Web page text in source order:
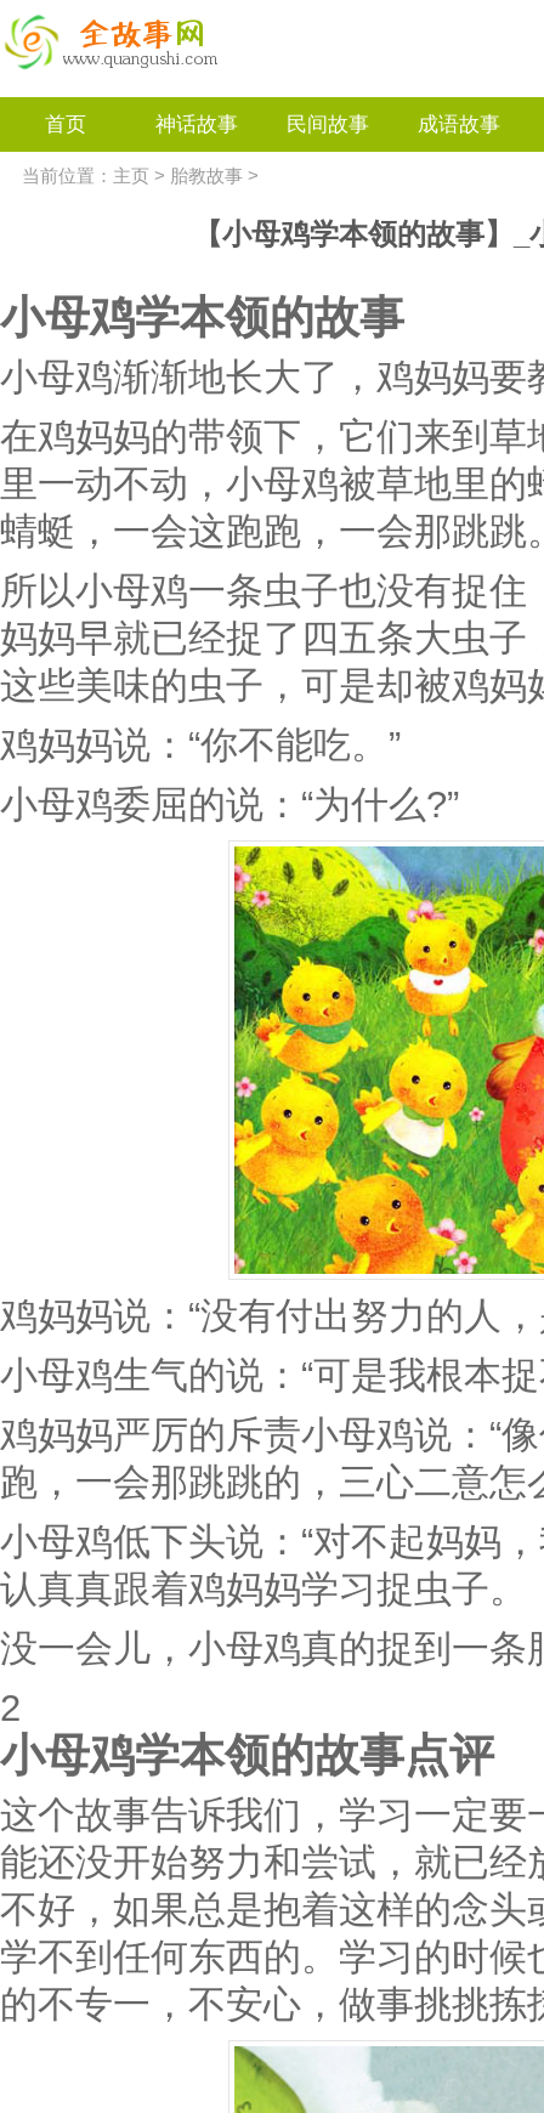
首页 神话故事 民间故事 成语故事
当前位置： 主页 > 胎教故事 >
【小母鸡学本领的故事】
小母鸡学本领的故事
小母鸡渐渐地长大了，鸡妈妈要
在鸡妈妈的带领下，它们来到
里一动不动，小母鸡被草地里
蜻蜓，一会这跑跑，一会那跳跳
所以小母鸡一条虫子也没有捉
妈妈早就已经捉了四五条大虫
这些美味的虫子，可是却被鸡妈
鸡妈妈说：“你不能吃。”
小母鸡委屈的说：“为什么?”
鸡妈妈说：“没有付出努力的人
小母鸡生气的说：“可是我根本
鸡妈妈严厉的斥责小母鸡说：“
跑，一会那跳跳的，三心二意怎
小母鸡低下头说：“对不起妈妈
认真真跟着鸡妈妈学习捉虫子。
没一会儿，小母鸡真的捉到一
2
小母鸡学本领的故事点评
这个故事告诉我们，学习一定
能还没开始努力和尝试，就已
不好，如果总是抱着这样的念
学不到任何东西的。学习的时
的不专一，不安心，做事挑挑拣